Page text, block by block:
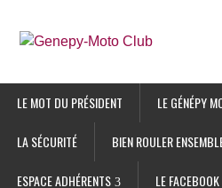
LE MOT DU PRÉSIDENT LE GÉNÉPY
LA SÉCURITÉ BIEN ROULER
ESPACE ADHÉRENTS LE FACEBOOK